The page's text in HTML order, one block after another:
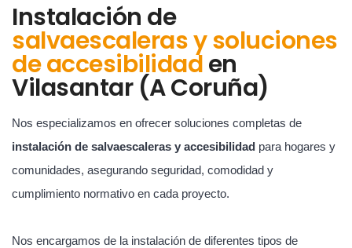
Instalación de
salvaescaleras y soluciones
de accesibilidaden
Vilasantar (A Coruña)
Nos especializamos en ofrecer soluciones completas de
instalación de salvaescaleras y accesibilidad para hogares y
comunidades, asegurando seguridad, comodidad y
cumplimiento normativo en cada proyecto.
Nos encargamos de la instalación de diferentes tipos de